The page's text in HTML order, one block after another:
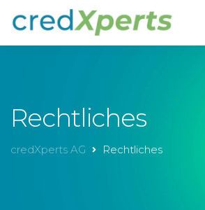
Rechtliches
credXperts AG Rechtliches